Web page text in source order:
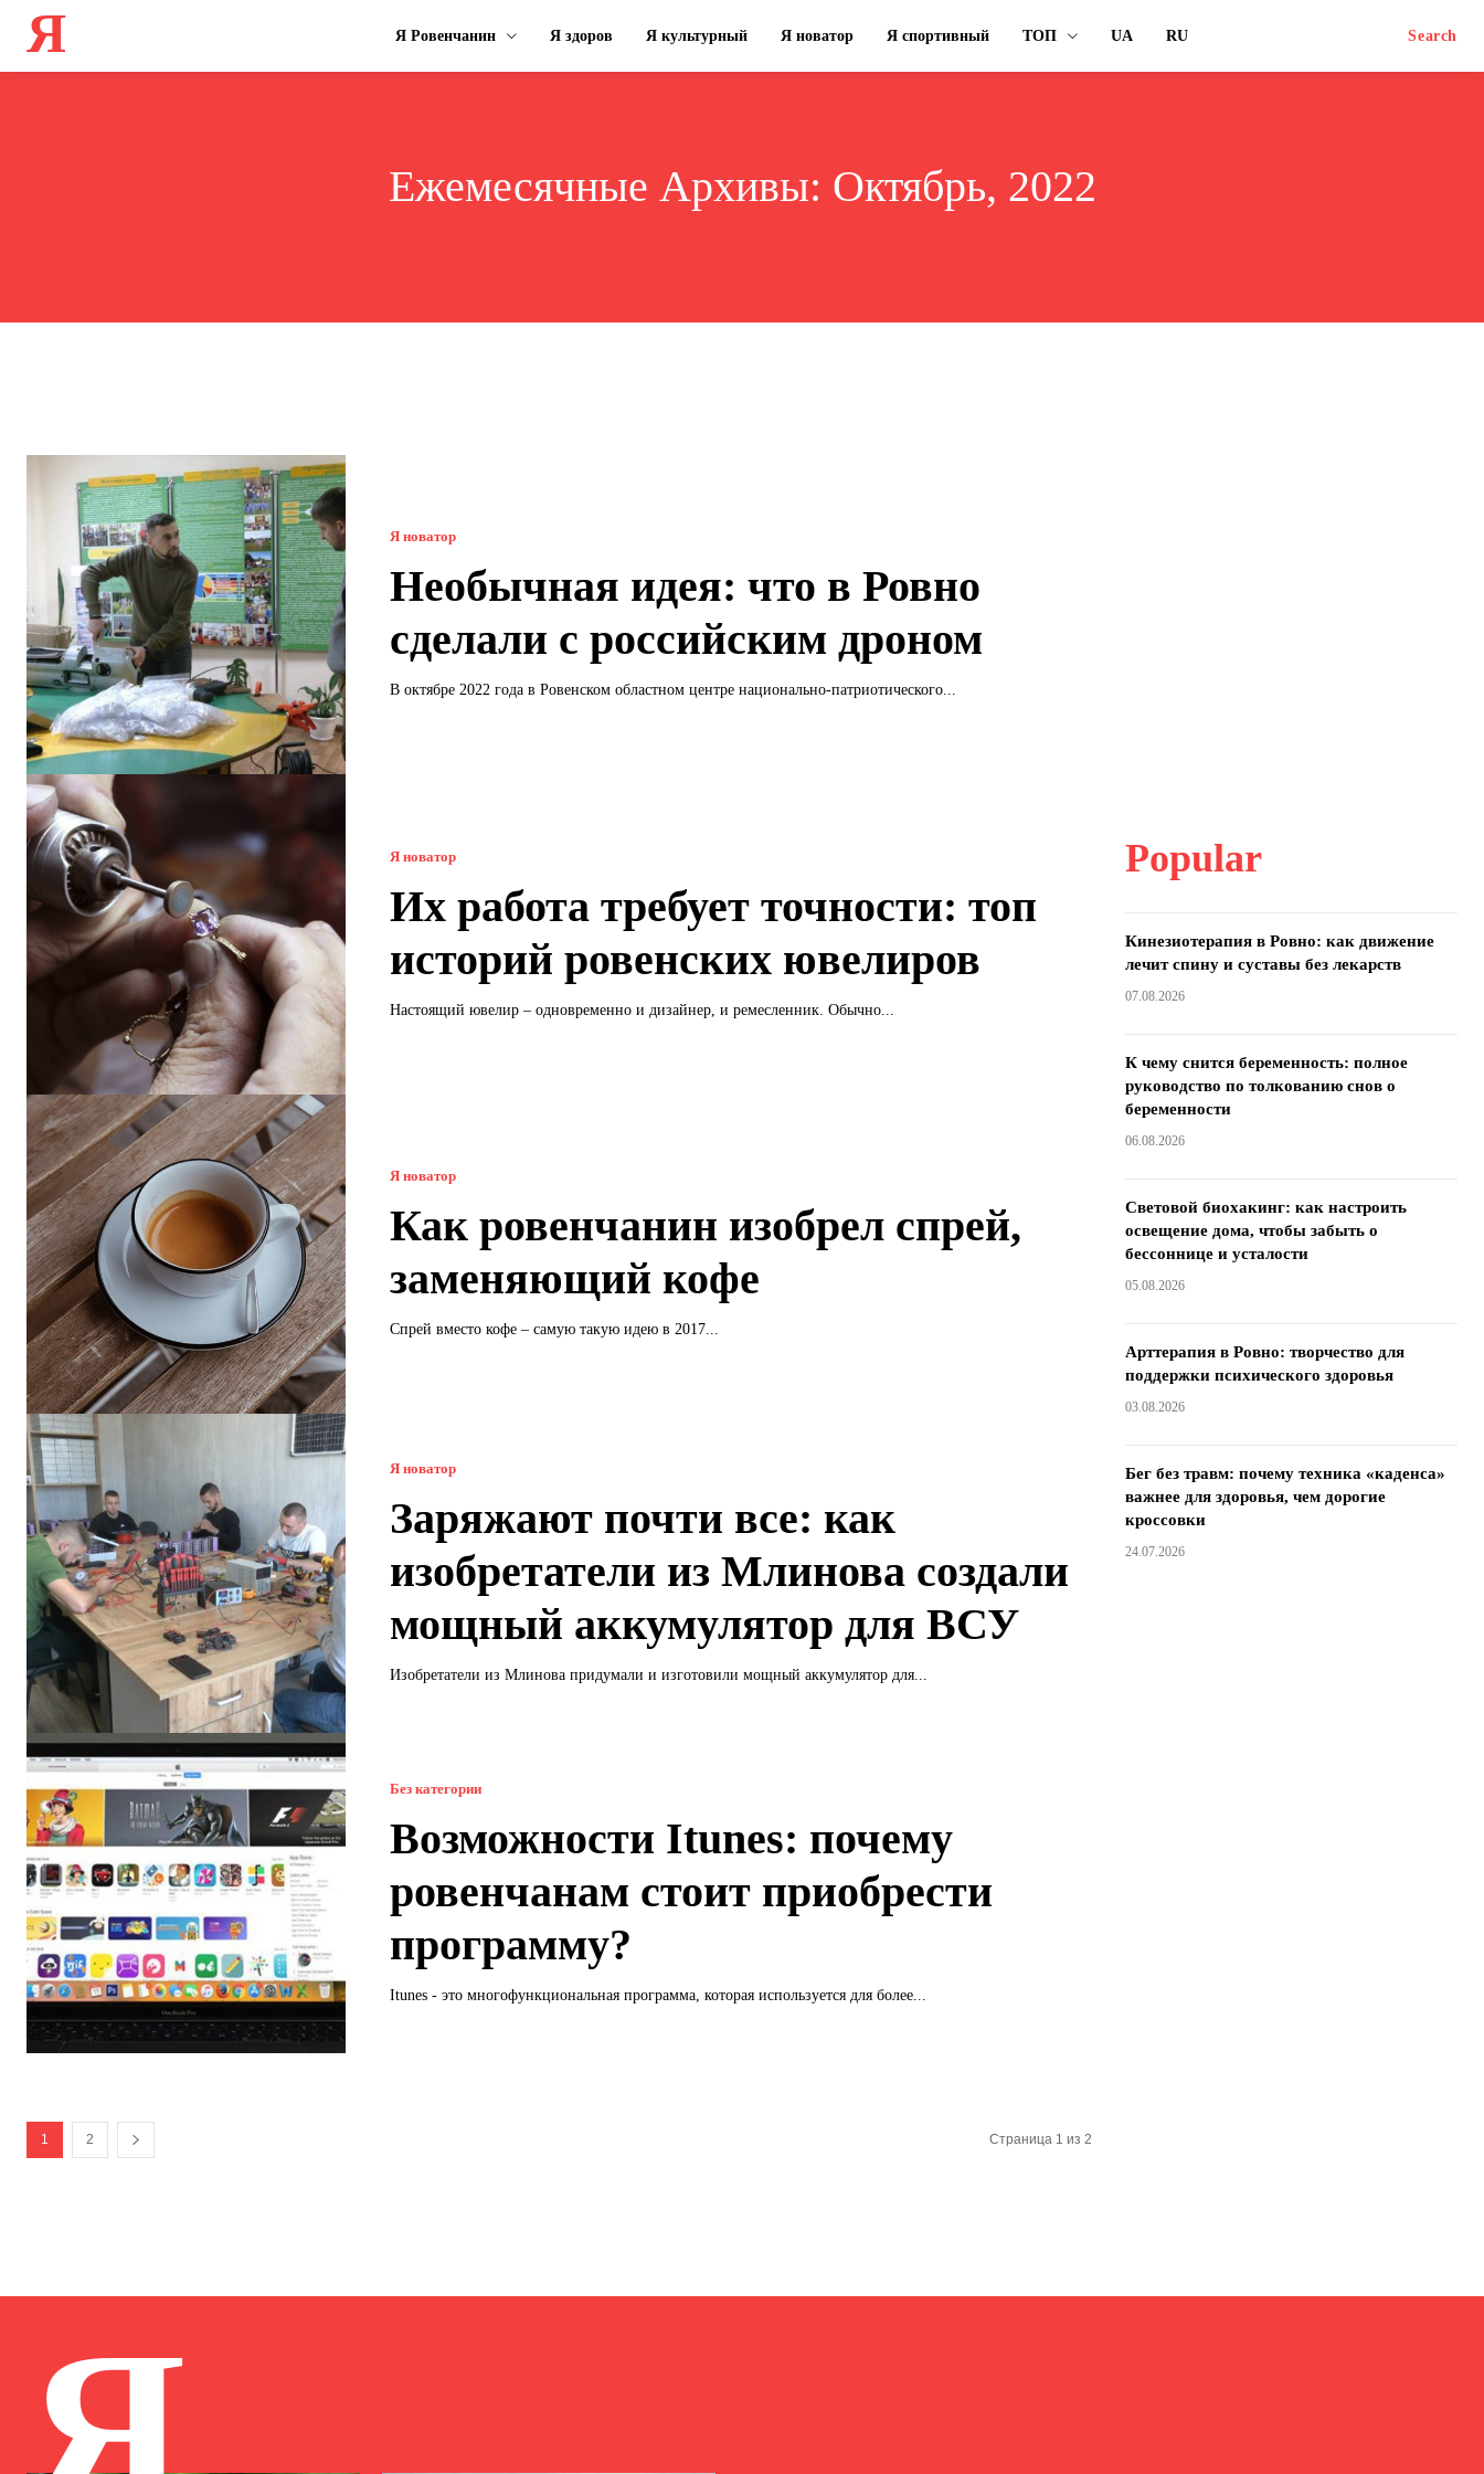
Я Я Ровенчанин Я здоров Я культурный Я новатор Я спортивный ТОП UA RU Search
Ежемесячные Архивы: Октябрь, 2022
Я новатор
Необычная идея: что в Ровно
сделали с российским дроном
В октябре 2022 года в Ровенском областном центре национально-патриотического...
Я новатор
Их работа требует точности: топ
историй ровенских ювелиров
Настоящий ювелир – одновременно и дизайнер, и ремесленник. Обычно...
Я новатор
Как ровенчанин изобрел спрей,
заменяющий кофе
Спрей вместо кофе – самую такую ​​идею в 2017...
Я новатор
Заряжают почти все: как
изобретатели из Млинова создали
мощный аккумулятор для ВСУ
Изобретатели из Млинова придумали и изготовили мощный аккумулятор для...
Без категории
Возможности Itunes: почему
ровенчанам стоит приобрести
программу?
Itunes - это многофункциональная программа, которая используется для более...
1 2 Страница 1 из 2
Popular
Кинезиотерапия в Ровно: как движение
лечит спину и суставы без лекарств
07.08.2026
К чему снится беременность: полное
руководство по толкованию снов о
беременности
06.08.2026
Световой биохакинг: как настроить
освещение дома, чтобы забыть о
бессоннице и усталости
05.08.2026
Арттерапия в Ровно: творчество для
поддержки психического здоровья
03.08.2026
Бег без травм: почему техника «каденса»
важнее для здоровья, чем дорогие
кроссовки
24.07.2026